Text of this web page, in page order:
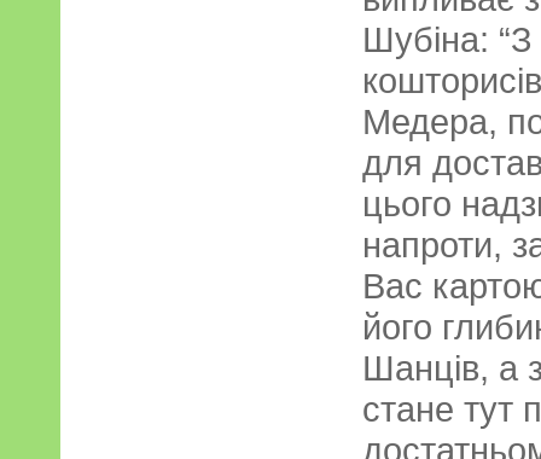
Шубіна: “З
Медера,
для
цього
напроти,
Вас
його
Шанців, а
стане тут